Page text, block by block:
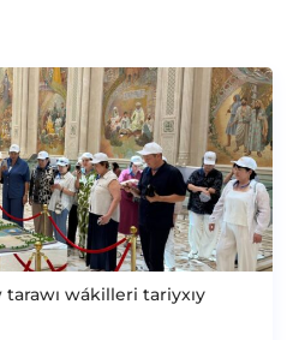
wákilleri tariyxıy